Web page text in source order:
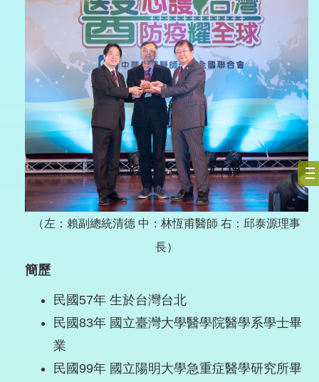
（左：賴副總統清德 中：林恆甫醫師 右：邱泰源理事
長）
簡歷
民國57年 生於台灣台北
民國83年 國立臺灣大學醫學院醫學系學士畢
業
民國99年 國立陽明大學急重症醫學研究所畢